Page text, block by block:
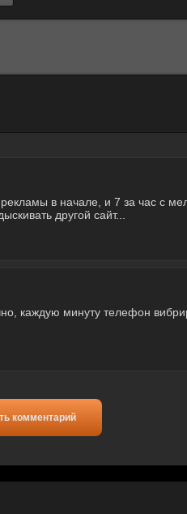
в начале, и 7 за час с
другой сайт...
каждую минуту телефон
комментарий